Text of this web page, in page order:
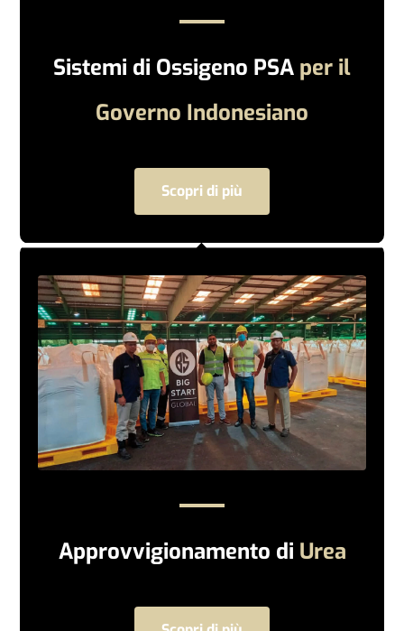
Sistemi di Ossigeno PSA per il
Governo Indonesiano
Scopri di più
Approvvigionamento di Urea